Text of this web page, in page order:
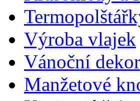
Výroba vlajek
Vánoční
Manžetové